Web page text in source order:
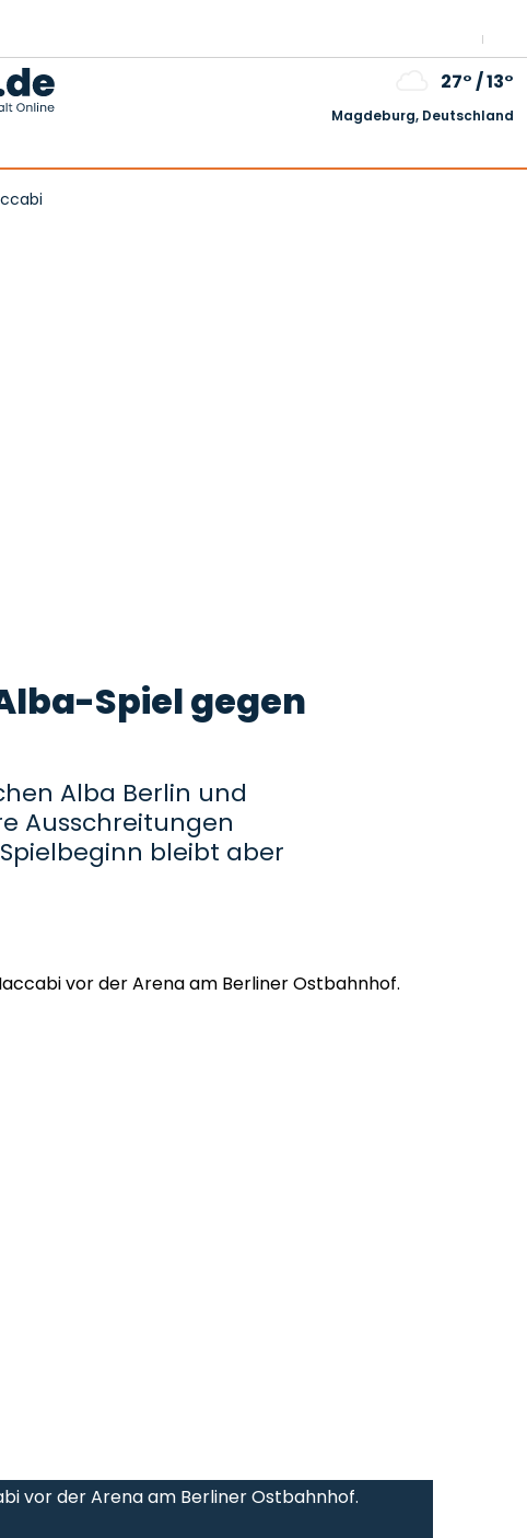
27°/13°
Magdeburg, Deutschland
Spiel gegen
Alba Berlin und
Ausschreitungen
bleibt aber
vor der Arena am Berliner Ostbahnhof.